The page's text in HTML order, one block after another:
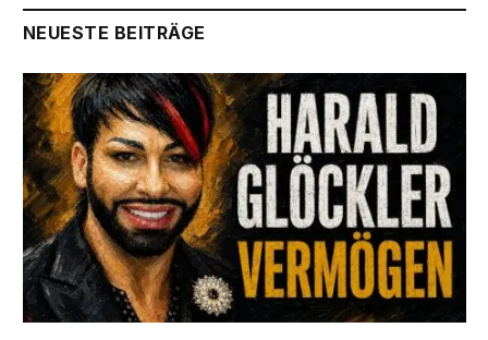
NEUESTE BEITRÄGE